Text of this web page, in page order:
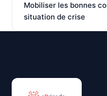
Mobiliser les bonnes
situation de crise